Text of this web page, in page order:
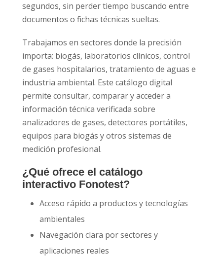
segundos, sin perder tiempo buscando entre
documentos o fichas técnicas sueltas.
Trabajamos en sectores donde la precisión
importa: biogás, laboratorios clínicos, control
de gases hospitalarios, tratamiento de aguas e
industria ambiental. Este catálogo digital
permite consultar, comparar y acceder a
información técnica verificada sobre
analizadores de gases, detectores portátiles,
equipos para biogás y otros sistemas de
medición profesional.
¿Qué ofrece el catálogo
interactivo Fonotest?
Acceso rápido a productos y tecnologías
ambientales
Navegación clara por sectores y
aplicaciones reales